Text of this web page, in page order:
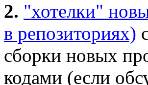
2. "хотелки"
в репозиториях)
сборки новых
кодами (если